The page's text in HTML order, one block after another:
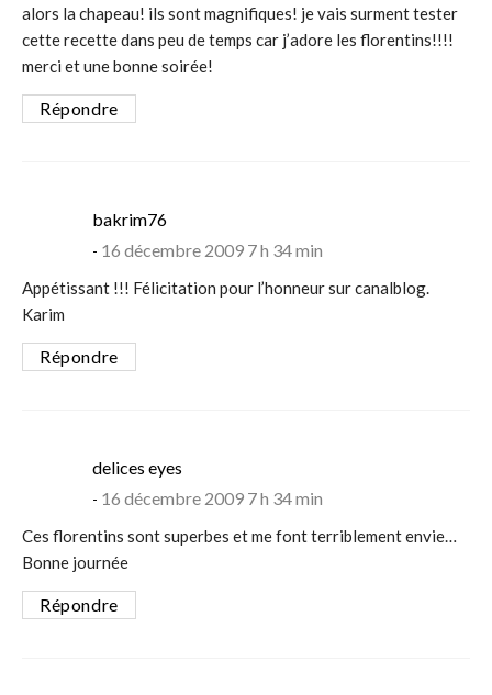
alors la chapeau! ils sont magnifiques! je vais surment tester
cette recette dans peu de temps car j’adore les florentins!!!!
merci et une bonne soirée!
Répondre
bakrim76says:
16 décembre 2009 7 h 34 min
Appétissant !!! Félicitation pour l’honneur sur canalblog.
Karim
Répondre
delices eyes
16 décembre 2009 7 h 34 min
Ces florentins sont superbes et me font terriblement envie…
Bonne journée
Répondre